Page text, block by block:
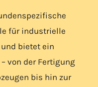
für industrielle
bietet ein
von der Fertigung
bis hin zur